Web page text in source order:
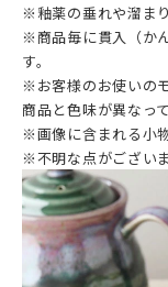
※釉薬の垂れや溜ま
※商品毎に貫入（か
す。
※お客様のお使いの
商品と色味が異なっ
※画像に含まれる小
※不明な点がござい